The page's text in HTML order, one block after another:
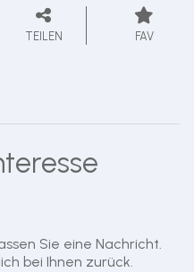
TEILEN FAV
Sie eine Nachricht.
bei Ihnen zurück.